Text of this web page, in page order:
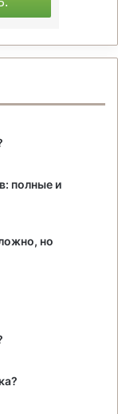
полные и
но